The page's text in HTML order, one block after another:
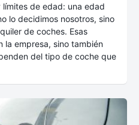
límites de edad: una edad
lo decidimos nosotros, sino
de coches. Esas
la empresa, sino también
del tipo de coche que